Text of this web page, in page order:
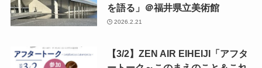
を語る」＠福井県立美術館
2026.2.21
【3/2】ZEN AIR EIHEIJI「アフタ